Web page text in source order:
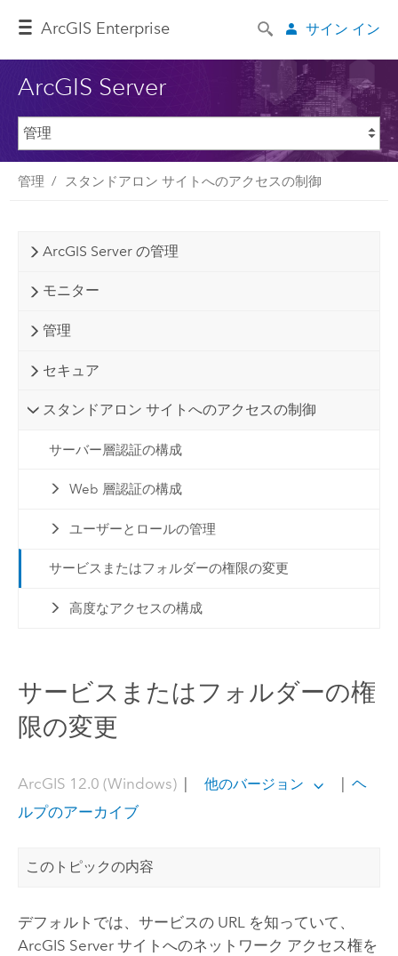
ArcGIS Enterprise サイン イン
ArcGIS Server
管理 スタンドアロン サイトへのアクセスの制御
ArcGIS Server の管理
モニター
管理
セキュア
スタンドアロン サイトへのアクセスの制御
サーバー層認証の構成
Web 層認証の構成
ユーザーとロールの管理
サービスまたはフォルダーの権限の変更
高度なアクセスの構成
サービスまたはフォルダーの権
限の変更
ArcGIS 12.0 (Windows)| 他のバージョン | ヘ
ルプのアーカイブ
このトピックの内容
デフォルトでは、サービスの URL を知っていて、
ArcGIS Serverサイトへのネットワーク アクセス権を